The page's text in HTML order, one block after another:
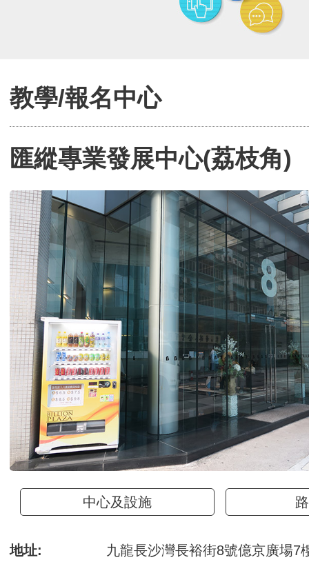
教學/報名中心
匯縱專業發展中心(荔枝角)
中心及設施
地址:
九龍長沙灣長裕街8號億京廣場7